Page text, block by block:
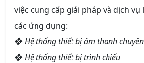
việc cung cấp giải pháp và dịch vụ
các ứng dụng:
❖ Hệ thống thiết bị âm thanh
❖ Hệ thống thiết bị trình chiếu